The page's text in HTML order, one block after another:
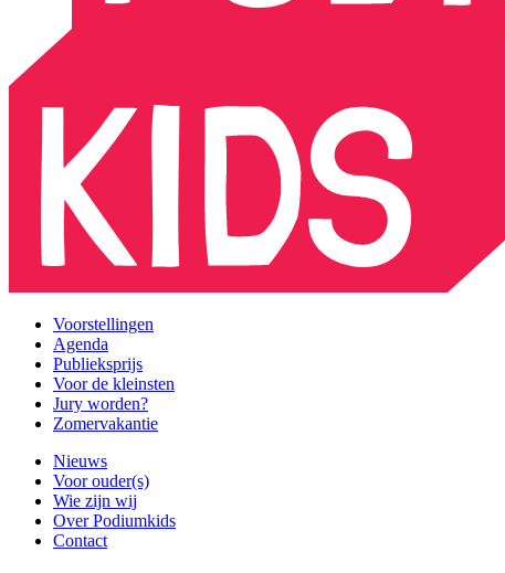
Voorstellingen
Agenda
Publieksprijs
Voor de kleinsten
Jury worden?
Zomervakantie
Nieuws
Voor ouder(s)
Wie zijn wij
Over Podiumkids
Contact